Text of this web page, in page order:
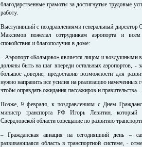
благодарственные грамоты за достигнутые трудовые
работу.
Выступивший с поздравлениями генеральный
Максимов пожелал сотрудникам аэропорта и всем
спокойствия и благополучия в доме:
– Аэропорт «Кольцово» является лицом и воздушными
должны быть на шаг впереди остальных аэропортов, -
большое доверие, предоставив возможности для
нужно направить все усилия на реализацию намеченных
чтобы оправдать ожидания пассажиров и правительства…
Позже, 9 февраля, к поздравлениям с Днем
министр транспорта РФ Игорь Левитин, который
Свердловской области совещание по развитию
– Гражданская авиация на сегодняшний день –
развивающаяся область в транспортной системе, -